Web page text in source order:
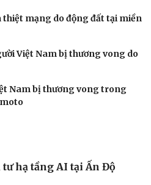
Nhà đẹp
mạng do động đất tại miền
Việt Nam bị thương vong do
Nam bị thương vong trong
hạ tầng AI tại Ấn Độ